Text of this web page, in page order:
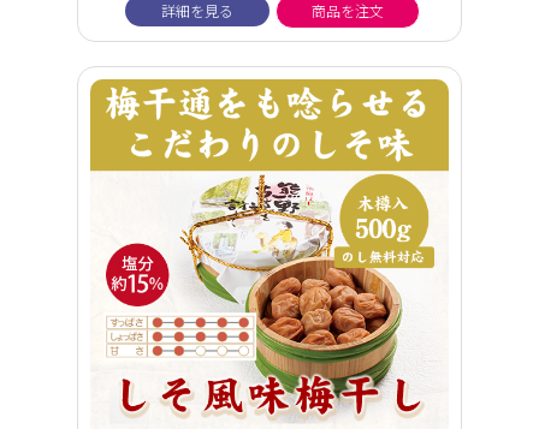
詳細を見る 商品を注文